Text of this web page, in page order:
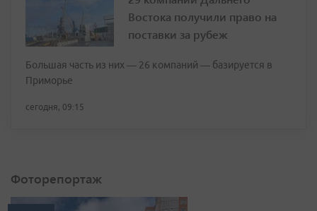
Востока получили право на
поставки за рубеж
Большая часть из них — 26 компаний — базируется в
Приморье
сегодня, 09:15
Фоторепортаж